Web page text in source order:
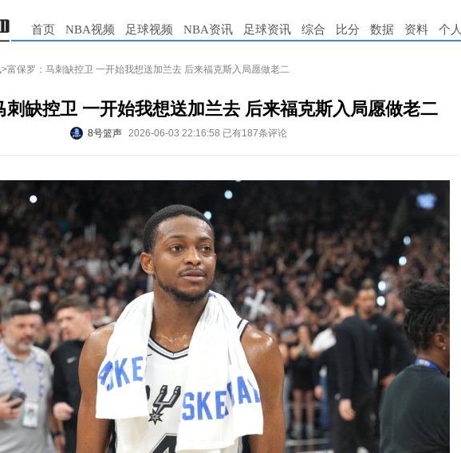
首页 NBA视频 足球视频 NBA资讯 足球资讯 综合 比分 数据 资料 个人
>富保罗：马刺缺控卫 一开始我想送加兰去 后来福克斯入局愿做老二
刺缺控卫 一开始我想送加兰去 后来福克斯入局愿做老二
8号篮声 2026-06-03 22:16:58 已有187条评论